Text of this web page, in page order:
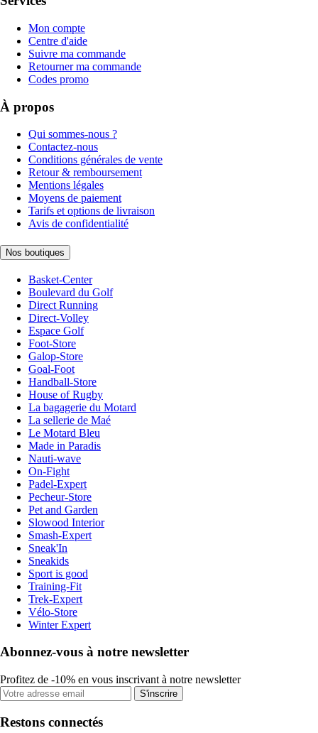
Mon compte
Centre d'aide
Suivre ma commande
Retourner ma commande
Codes promo
À propos
Qui sommes-nous ?
Contactez-nous
Conditions générales de vente
Retour & remboursement
Mentions légales
Moyens de paiement
Tarifs et options de livraison
Avis de confidentialité
Nos boutiques
Basket-Center
Boulevard du Golf
Direct Running
Direct-Volley
Espace Golf
Foot-Store
Galop-Store
Goal-Foot
Handball-Store
House of Rugby
La bagagerie du Motard
La sellerie de Maé
Le Motard Bleu
Made in Paradis
Nauti-wave
On-Fight
Padel-Expert
Pecheur-Store
Pet and Garden
Slowood Interior
Smash-Expert
Sneak'In
Sneakids
Sport is good
Training-Fit
Trek-Expert
Vélo-Store
Winter Expert
Abonnez-vous à notre newsletter
Profitez de -10% en vous inscrivant à notre newsletter
S'inscrire
Restons connectés